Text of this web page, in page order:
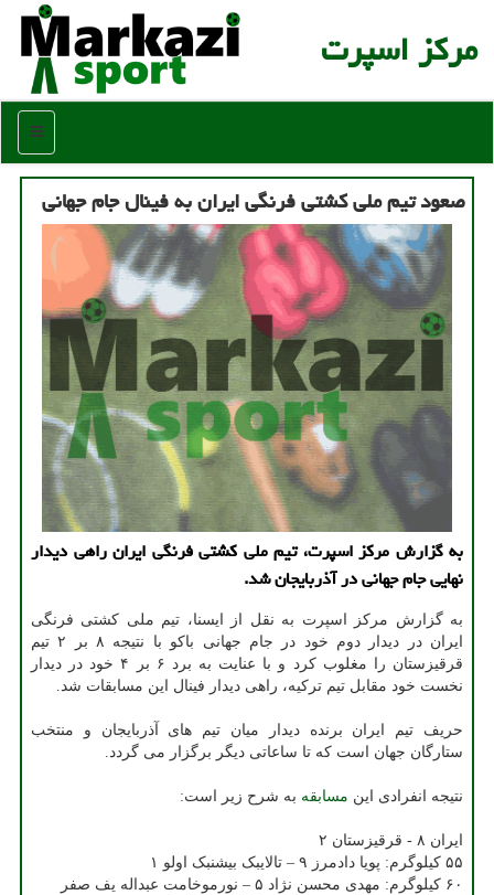
مركز اسپرت
منو
صعود تیم ملی کشتی فرنگی ایران به فینال جام جهانی
به گزارش مرکز اسپرت، تیم ملی کشتی فرنگی ایران راهی دیدار
نهایی جام جهانی در آذربایجان شد.
به گزارش مرکز اسپرت به نقل از ایسنا، تیم ملی کشتی فرنگی
ایران در دیدار دوم خود در جام جهانی باکو با نتیجه ۸ بر ۲ تیم
قرقیزستان را مغلوب کرد و با عنایت به برد ۶ بر ۴ خود در دیدار
نخست خود مقابل تیم ترکیه، راهی دیدار فینال این مسابقات شد.
حریف تیم ایران برنده دیدار میان تیم های آذربایجان و منتخب
ستارگان جهان است که تا ساعاتی دیگر برگزار می گردد.
نتیجه انفرادی این مسابقه به شرح زیر است:
ایران ۸ - قرقیزستان ۲
۵۵ کیلوگرم: پویا دادمرز ۹ – تالایبک بیشنبک اولو ۱
۶۰ کیلوگرم: مهدی محسن نژاد ۵ – نورموخامت عبداله یف صفر